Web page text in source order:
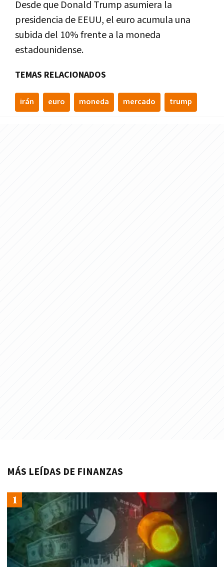
Desde que Donald Trump asumiera la
presidencia de EEUU, el euro acumula una
subida del 10% frente a la moneda
estadounidense.
TEMAS RELACIONADOS
irán euro moneda mercado trump
MÁS LEÍDAS DE FINANZAS